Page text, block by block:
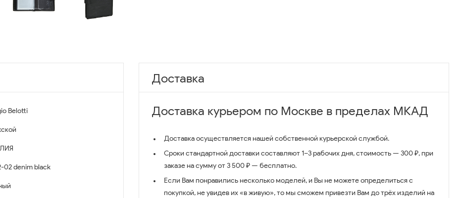
Belotti
02 denim black
Доставка
Доставка курьером по Москве в пределах МКАД
Доставка осуществляется нашей собственной курьерской службой.
Сроки стандартной доставки составляют 1–3 рабочих дня, стоимость — 300 ₽, при
заказе на сумму от 3 500 ₽ — бесплатно.
Если Вам понравились несколько моделей, и Вы не можете определиться с
покупкой, не увидев их «в живую», то мы сможем привезти Вам до трёх изделий на